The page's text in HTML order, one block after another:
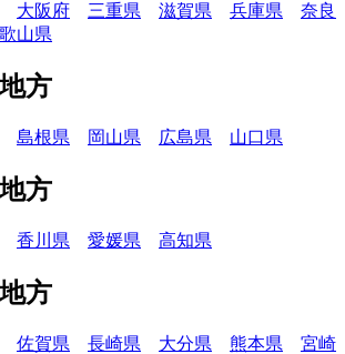
大阪府 三重県 滋賀県 兵庫県
奈良
山県
方
島根県 岡山県 広島県 山口県
方
香川県 愛媛県 高知県
方
佐賀県 長崎県 大分県 熊本県
宮崎